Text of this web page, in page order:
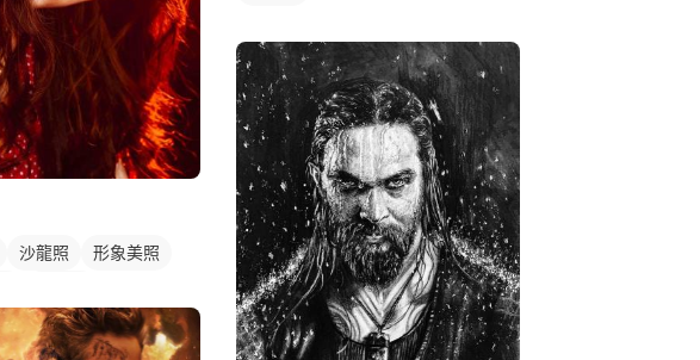
沙龍照
形象美照